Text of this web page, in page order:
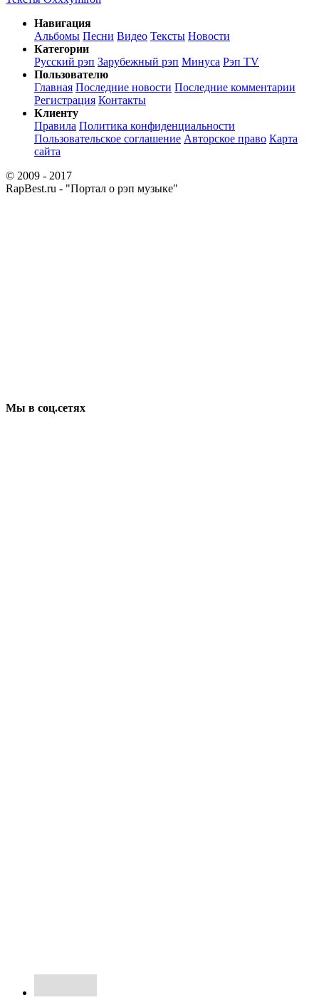
Навигация
Альбомы Песни Видео Тексты Новости
Категории
Русский рэп Зарубежный рэп Минуса Рэп TV
Пользователю
Главная Последние новости Последние комментарии
Регистрация Контакты
Клиенту
Правила Политика конфиденциальности
Пользовательское соглашение Авторское право Карта
сайта
© 2009 - 2017
RapBest.ru - "Портал о рэп музыке"
Мы в соц.сетях